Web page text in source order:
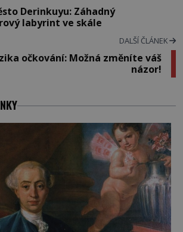
Derinkuyu: Záhadný
labyrint ve skále
DALŠÍ ČLÁNEK
očkování: Možná změníte váš
názor!